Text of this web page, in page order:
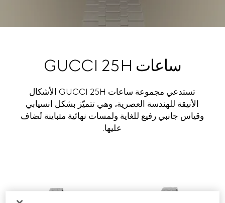
ساعات GUCCI 25H
تستدعي مجموعة ساعات GUCCI 25H الأشكال
الأنيقة للهندسة العصرية، وهي تتميّز بشكل انسيابي
وقياس جانبي رفيع للغاية ولمسات نهائية متباينة تُضاف
عليها.